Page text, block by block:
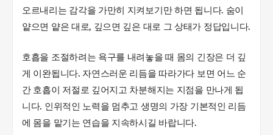
오르내리는 감각을 가만히 지켜보기만 하면 됩니다. 숨이
얕으면 얕은 대로, 깊으면 깊은 대로 그 상태가 정답입니다.
호흡을 조절하려는 욕구를 내려놓을 때 몸의 긴장은 더 깊
게 이완됩니다. 자연스러운 리듬을 따라가다 보면 어느 순
간 호흡이 저절로 깊어지고 차분해지는 지점을 만나게 됩
니다. 인위적인 노력을 멈추고 생명의 가장 기본적인 리듬
에 몸을 맡기는 연습을 지속하시길 바랍니다.